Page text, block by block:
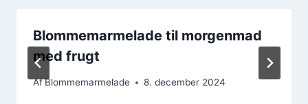
Blommemarmelade til morgenmad
med frugt
AfBlommemarmelade 8. december 2024